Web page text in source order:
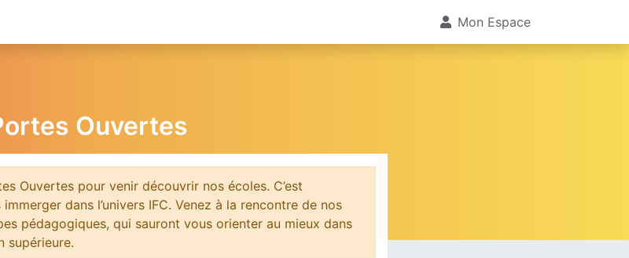
Mon Espace
Ouvertes
Ouvertes pour venir découvrir nos écoles. C’est
dans l’univers IFC. Venez à la rencontre de nos
pédagogiques, qui sauront vous orienter au mieux dans
supérieure.